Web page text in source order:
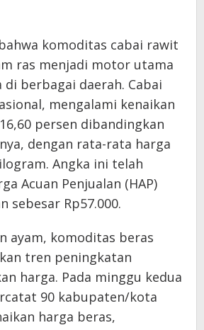
komoditas cabai rawit
ras menjadi motor utama
di berbagai daerah. Cabai
mengalami kenaikan
persen dibandingkan
dengan rata-rata harga
Angka ini telah
Acuan Penjualan (HAP)
sebesar Rp57.000.
ayam, komoditas beras
tren peningkatan
harga. Pada minggu kedua
90 kabupaten/kota
harga beras,